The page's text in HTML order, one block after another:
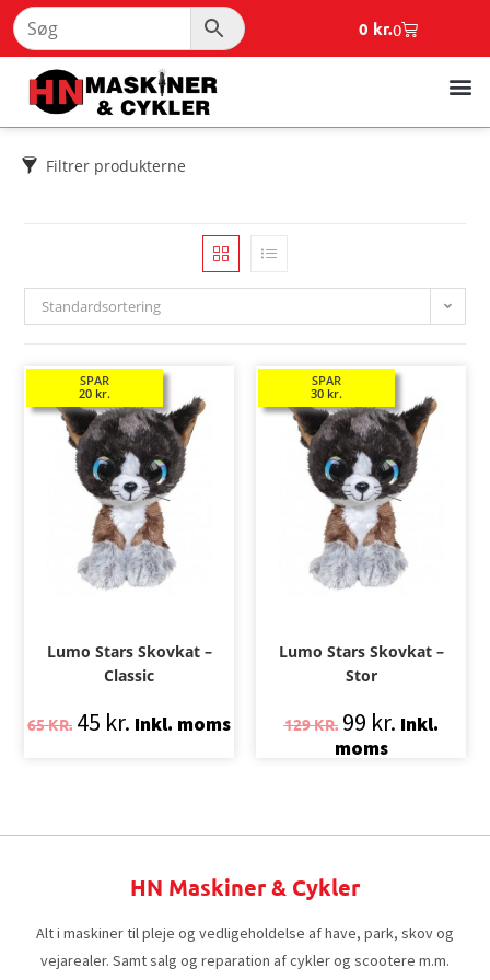
0 kr.0
Filtrer produkterne
Standardsortering
SPAR
20 kr.
Lumo Stars Skovkat –
Classic
65KR. 45 kr. Inkl. moms
SPAR
30 kr.
Lumo Stars Skovkat –
Stor
129KR. 99 kr. Inkl.
moms
HN Maskiner & Cykler
Alt i maskiner til pleje og vedligeholdelse af have, park, skov og
vejarealer. Samt salg og reparation af cykler og scootere m.m.